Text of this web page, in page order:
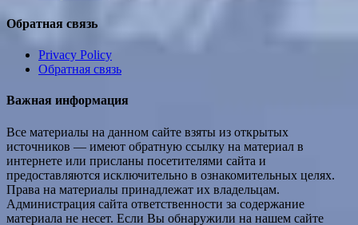
Обратная связь
Privacy Policy
Обратная связь
Важная информация
Все материалы на данном сайте взяты из открытых
источников — имеют обратную ссылку на материал в
интернете или присланы посетителями сайта и
предоставляются исключительно в ознакомительных целях.
Права на материалы принадлежат их владельцам.
Администрация сайта ответственности за содержание
материала не несет. Если Вы обнаружили на нашем сайте